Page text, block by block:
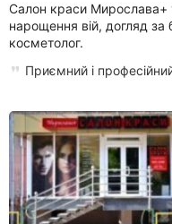
Салон краси
нарощення вій, догляд
косметолог.
Приємний і